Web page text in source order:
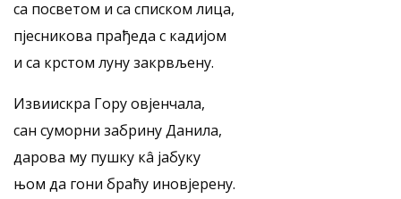
са посветом и са списком лица,
пјесникова прађеда с кадијом
и са крстом луну закрвљену.
Извиискра Гору овјенчала,
сан суморни забрину Данила,
дарова му пушку кâ јабуку
њом да гони браћу иновјерену.